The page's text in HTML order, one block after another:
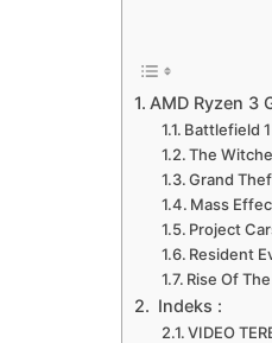
AMD Ryzen 3
Battlefield 1
The
Grand
Mass
Project
Resident
Rise Of
Indeks :
VIDEO